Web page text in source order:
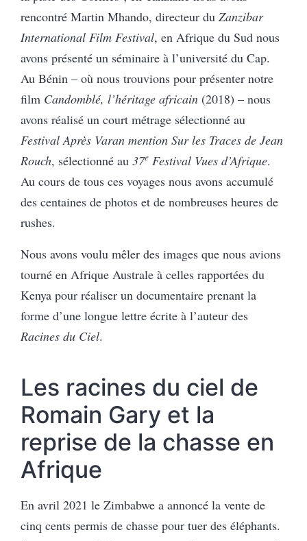
rencontré Martin Mhando, directeur du Zanzibar
International Film Festival, en Afrique du Sud nous
avons présenté un séminaire à l’université du Cap.
Au Bénin – où nous trouvions pour présenter notre
film Candomblé, l’héritage africain (2018) – nous
avons réalisé un court métrage sélectionné au
Festival Après Varan mention Sur les Traces de Jean
Rouch, sélectionné au 37e Festival Vues d’Afrique.
Au cours de tous ces voyages nous avons accumulé
des centaines de photos et de nombreuses heures de
rushes.
Nous avons voulu mêler des images que nous avions
tourné en Afrique Australe à celles rapportées du
Kenya pour réaliser un documentaire prenant la
forme d’une longue lettre écrite à l’auteur des
Racines du Ciel.
Les racines du ciel de
Romain Gary et la
reprise de la chasse en
Afrique
En avril 2021 le Zimbabwe a annoncé la vente de
cinq cents permis de chasse pour tuer des éléphants.